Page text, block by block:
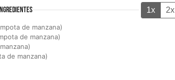
INGREDIENTES 1x 2x
de manzana)
de manzana)
de manzana)